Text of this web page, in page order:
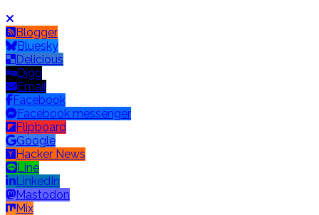
Blogger
Bluesky
Delicious
Digg
Email
Facebook
Facebook messenger
Flipboard
Google
Hacker News
Line
LinkedIn
Mastodon
Mix